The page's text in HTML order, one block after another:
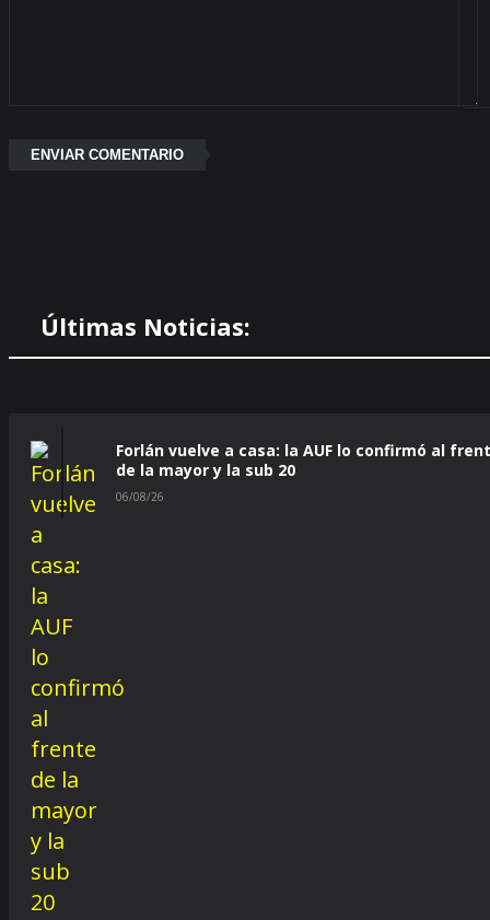
Últimas Noticias:
Forlán vuelve a casa: la AUF lo confirmó al
de la mayor y la sub 20
06/08/26